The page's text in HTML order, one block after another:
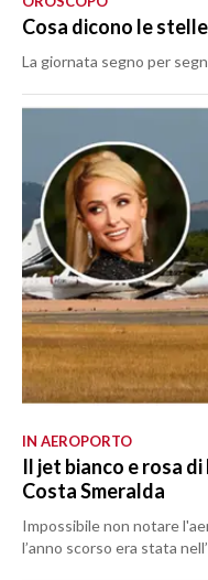
Cosa dicono le
La giornata segno per
IN AEROPORTO
Il jet bianco e rosa
Costa Smeralda
Impossibile non notare
l’anno scorso era stata